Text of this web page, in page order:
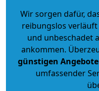
Wir sorgen dafür,
reibungslos
und unbeschadet
ankommen.
günstigen
umfassender